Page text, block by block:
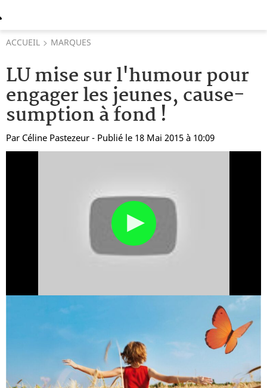
ACCUEIL MARQUES
LU mise sur l'humour pour
engager les jeunes, cause-
sumption à fond !
Par Céline Pastezeur - Publié le 18 Mai 2015 à 10:09